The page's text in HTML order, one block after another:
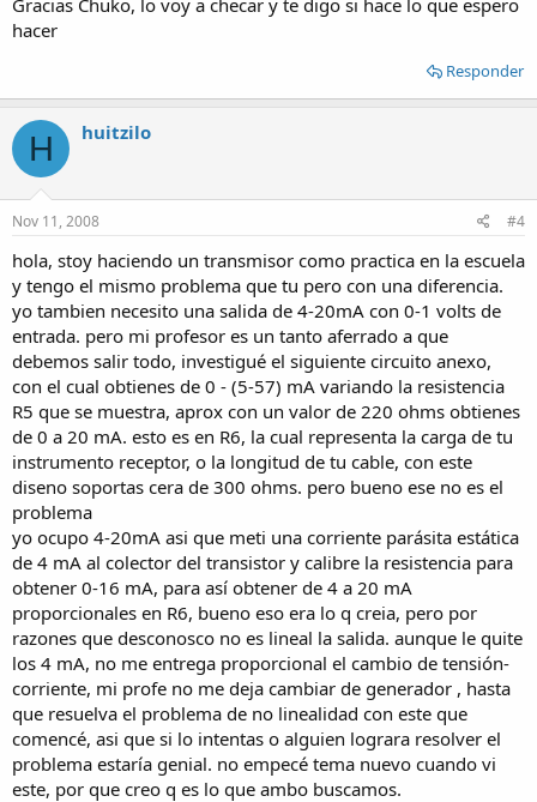
Gracias Chuko, lo voy a checar y te digo si hace lo que espero
hacer
Responder
H huitzilo
Nov 11, 2008 #4
hola, stoy haciendo un transmisor como practica en la escuela
y tengo el mismo problema que tu pero con una diferencia.
yo tambien necesito una salida de 4-20mA con 0-1 volts de
entrada. pero mi profesor es un tanto aferrado a que
debemos salir todo, investigué el siguiente circuito anexo,
con el cual obtienes de 0 - (5-57) mA variando la resistencia
R5 que se muestra, aprox con un valor de 220 ohms obtienes
de 0 a 20 mA. esto es en R6, la cual representa la carga de tu
instrumento receptor, o la longitud de tu cable, con este
diseno soportas cera de 300 ohms. pero bueno ese no es el
problema
yo ocupo 4-20mA asi que meti una corriente parásita estática
de 4 mA al colector del transistor y calibre la resistencia para
obtener 0-16 mA, para así obtener de 4 a 20 mA
proporcionales en R6, bueno eso era lo q creia, pero por
razones que desconosco no es lineal la salida. aunque le quite
los 4 mA, no me entrega proporcional el cambio de tensión-
corriente, mi profe no me deja cambiar de generador , hasta
que resuelva el problema de no linealidad con este que
comencé, asi que si lo intentas o alguien lograra resolver el
problema estaría genial. no empecé tema nuevo cuando vi
este, por que creo q es lo que ambo buscamos.